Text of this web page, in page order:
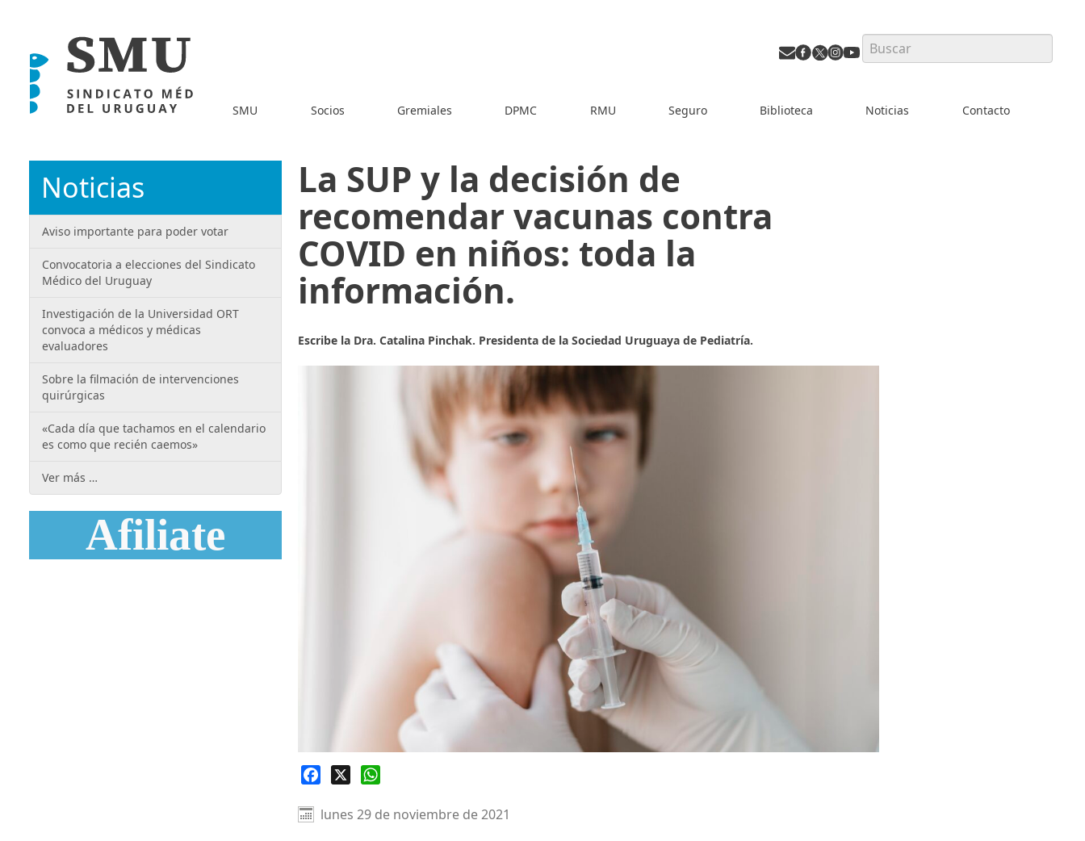
Search
SMU Socios Gremiales DPMC RMU Seguro Biblioteca Noticias Contacto
La SUP y la decisión de
recomendar vacunas contra
COVID en niños: toda la
información.
Escribe la Dra. Catalina Pinchak. Presidenta de la Sociedad Uruguaya de Pediatría.
Facebook
lunes 29 de noviembre de 2021
Noticias
Aviso importante para poder votar
Convocatoria a elecciones del Sindicato
Médico del Uruguay
Investigación de la Universidad ORT
convoca a médicos y médicas
evaluadores
Sobre la filmación de intervenciones
quirúrgicas
«Cada día que tachamos en el calendario
es como que recién caemos»
Ver más …
Afiliate